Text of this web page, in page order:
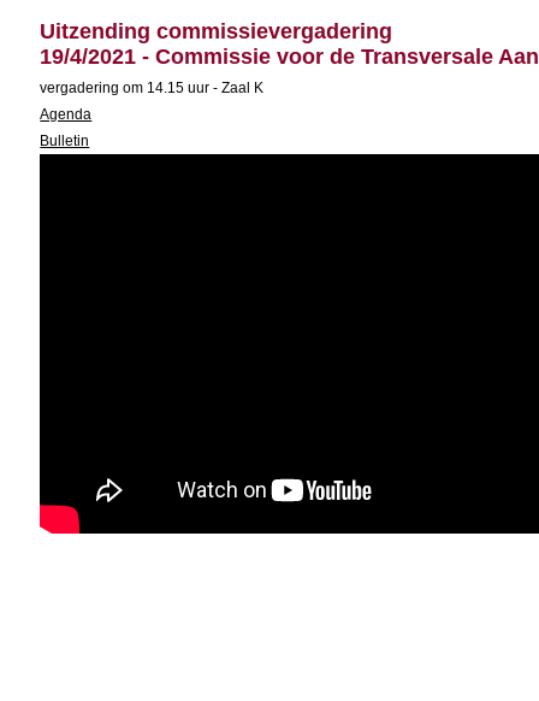
Uitzending commissievergadering
19/4/2021 - Commissie voor de Transversale
vergadering om 14.15 uur - Zaal K
Agenda
Bulletin